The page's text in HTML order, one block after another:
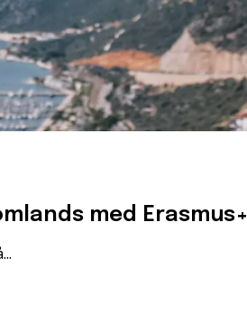
med Erasmus+